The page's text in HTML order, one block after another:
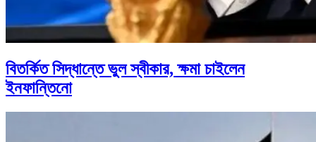
বিতর্কিত সিদ্ধান্তে ভুল স্বীকার, ক্ষমা চাইলেন
ইনফান্তিনো